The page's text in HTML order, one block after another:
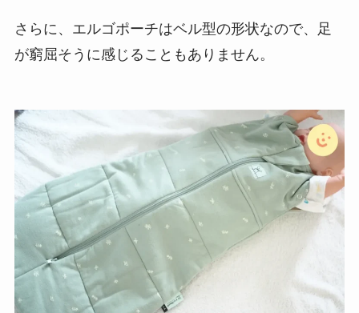
さらに、エルゴポーチはベル型の形状なので、足
が窮屈そうに感じることもありません。